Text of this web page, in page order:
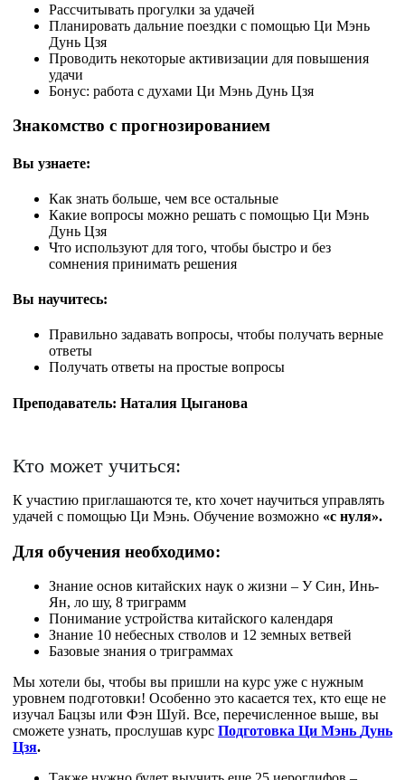
Рассчитывать прогулки за удачей
Планировать дальние поездки с помощью Ци Мэнь
Дунь Цзя
Проводить некоторые активизации для повышения
удачи
Бонус: работа с духами Ци Мэнь Дунь Цзя
Знакомство с прогнозированием
Вы узнаете:
Как знать больше, чем все остальные
Какие вопросы можно решать с помощью Ци Мэнь
Дунь Цзя
Что используют для того, чтобы быстро и без
сомнения принимать решения
Вы научитесь:
Правильно задавать вопросы, чтобы получать верные
ответы
Получать ответы на простые вопросы
Преподаватель: Наталия Цыганова
Кто может учиться:
К участию приглашаются те, кто хочет научиться управлять
удачей с помощью Ци Мэнь. Обучение возможно «с нуля».
Для обучения необходимо:
Знание основ китайских наук о жизни – У Син, Инь-
Ян, ло шу, 8 триграмм
Понимание устройства китайского календаря
Знание 10 небесных стволов и 12 земных ветвей
Базовые знания о триграммах
Мы хотели бы, чтобы вы пришли на курс уже с нужным
уровнем подготовки! Особенно это касается тех, кто еще не
изучал Бацзы или Фэн Шуй. Все, перечисленное выше, вы
сможете узнать, прослушав курс Подготовка Ци Мэнь Дунь
Цзя.